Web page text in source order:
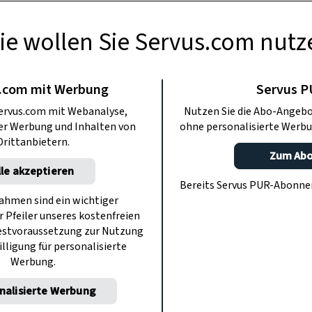
TIERE
noch besser
Sie denken
nachgesagt. Was sie tatsächlich
4 Fakten zur Hundenase.
wollen Sie Servus.com
mit Werbung
mit Webanalyse,
Werbung und Inhalten von
akzeptieren
sind ein wichtiger
unseres kostenfreien
zur Nutzung
für personalisierte
Werbung.
Werbung
Servus
Nutzen Sie die Abo-
ohne personalisierte
Zum
Bereits Servus PUR-